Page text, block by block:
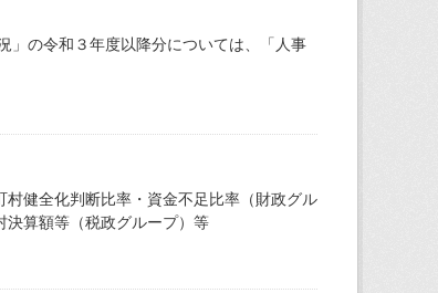
」の令和３年度以降分については、「人事
健全化判断比率・資金不足比率（財政グル
算額等（税政グループ）等